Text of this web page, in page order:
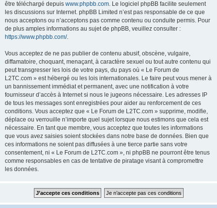
être téléchargé depuis www.phpbb.com. Le logiciel phpBB facilite seulement
les discussions sur Internet. phpBB Limited n’est pas responsable de ce que
nous acceptons ou n’acceptons pas comme contenu ou conduite permis. Pour
de plus amples informations au sujet de phpBB, veuillez consulter :
https://www.phpbb.com/.
Vous acceptez de ne pas publier de contenu abusif, obscène, vulgaire,
diffamatoire, choquant, menaçant, à caractère sexuel ou tout autre contenu qui
peut transgresser les lois de votre pays, du pays où « Le Forum de
L2TC.com » est hébergé ou les lois internationales. Le faire peut vous mener à
un bannissement immédiat et permanent, avec une notification à votre
fournisseur d’accès à Internet si nous le jugeons nécessaire. Les adresses IP
de tous les messages sont enregistrées pour aider au renforcement de ces
conditions. Vous acceptez que « Le Forum de L2TC.com » supprime, modifie,
déplace ou verrouille n’importe quel sujet lorsque nous estimons que cela est
nécessaire. En tant que membre, vous acceptez que toutes les informations
que vous avez saisies soient stockées dans notre base de données. Bien que
ces informations ne soient pas diffusées à une tierce partie sans votre
consentement, ni « Le Forum de L2TC.com », ni phpBB ne pourront être tenus
comme responsables en cas de tentative de piratage visant à compromettre
les données.